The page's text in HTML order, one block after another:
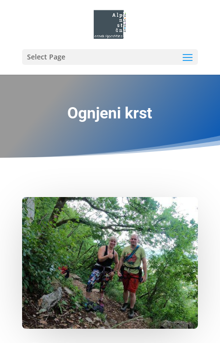
Select Page
Ognjeni krst